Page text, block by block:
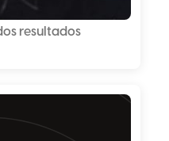
resultados